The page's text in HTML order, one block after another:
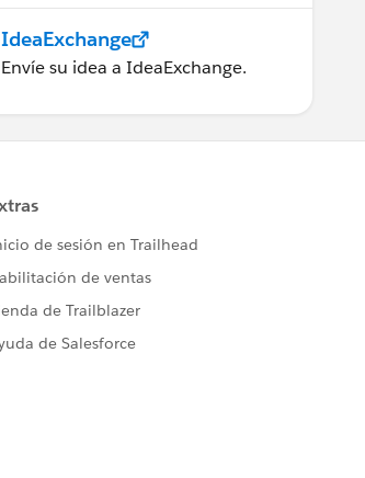
IdeaExchange
Envíe su idea a IdeaExchange.